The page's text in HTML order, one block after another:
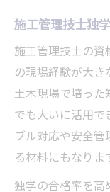
施工管理技士独
施工管理技士の
の現場経験が大
土木現場で培っ
でも大いに活用で
ブル対応や安全
る材料にもなりま
独学の合格率を